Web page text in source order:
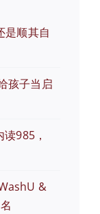
是顺其自
孩子当启
985，
&